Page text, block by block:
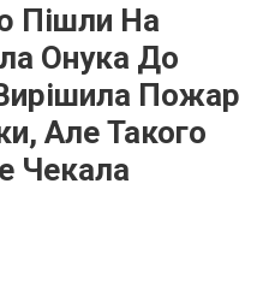
Пішли На
Онука До
Пожар
Але Такого
Чекала